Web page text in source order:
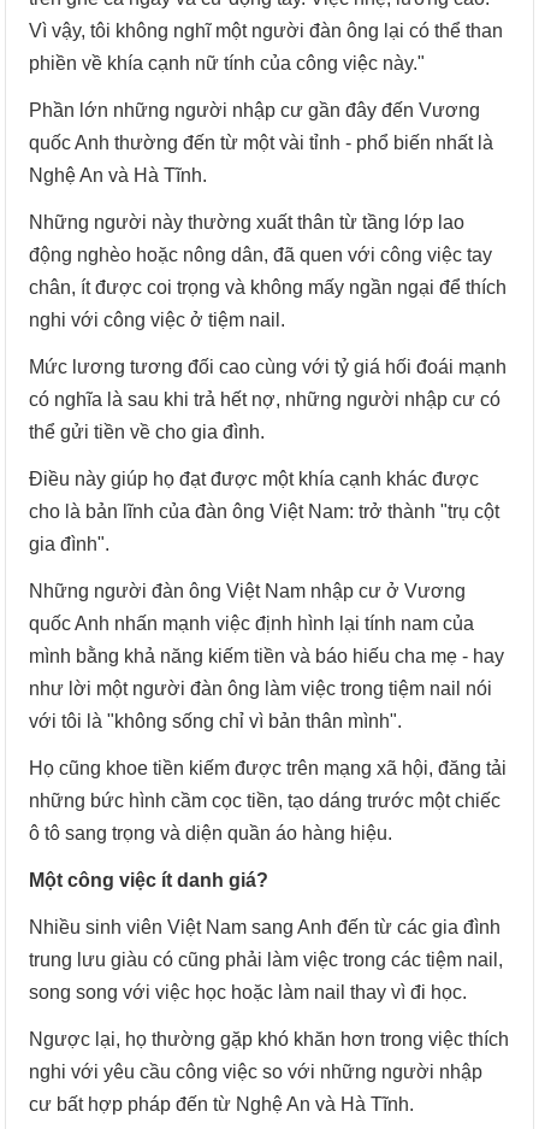
Vì vậy, tôi không nghĩ một người đàn ông lại có thể than
phiền về khía cạnh nữ tính của công việc này."
Phần lớn những người nhập cư gần đây đến Vương
quốc Anh thường đến từ một vài tỉnh - phổ biến nhất là
Nghệ An và Hà Tĩnh.
Những người này thường xuất thân từ tầng lớp lao
động nghèo hoặc nông dân, đã quen với công việc tay
chân, ít được coi trọng và không mấy ngần ngại để thích
nghi với công việc ở tiệm nail.
Mức lương tương đối cao cùng với tỷ giá hối đoái mạnh
có nghĩa là sau khi trả hết nợ, những người nhập cư có
thể gửi tiền về cho gia đình.
Điều này giúp họ đạt được một khía cạnh khác được
cho là bản lĩnh của đàn ông Việt Nam: trở thành "trụ cột
gia đình".
Những người đàn ông Việt Nam nhập cư ở Vương
quốc Anh nhấn mạnh việc định hình lại tính nam của
mình bằng khả năng kiếm tiền và báo hiếu cha mẹ - hay
như lời một người đàn ông làm việc trong tiệm nail nói
với tôi là "không sống chỉ vì bản thân mình".
Họ cũng khoe tiền kiếm được trên mạng xã hội, đăng tải
những bức hình cầm cọc tiền, tạo dáng trước một chiếc
ô tô sang trọng và diện quần áo hàng hiệu.
Một công việc ít danh giá?
Nhiều sinh viên Việt Nam sang Anh đến từ các gia đình
trung lưu giàu có cũng phải làm việc trong các tiệm nail,
song song với việc học hoặc làm nail thay vì đi học.
Ngược lại, họ thường gặp khó khăn hơn trong việc thích
nghi với yêu cầu công việc so với những người nhập
cư bất hợp pháp đến từ Nghệ An và Hà Tĩnh.